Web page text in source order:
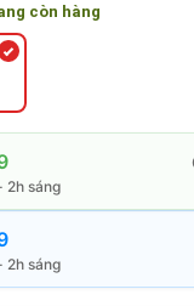
còn hàng
2h sáng
2h sáng